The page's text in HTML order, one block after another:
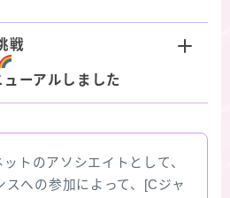
戦
ーアルしました
トのアソシエイトとして、
スへの参加によって、[Cジャ